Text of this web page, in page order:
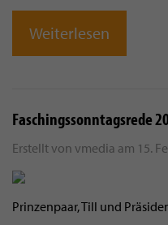
Weiterlesen
Faschingssonntagsrede
Erstellt von vmedia am 15.
Prinzenpaar, Till und